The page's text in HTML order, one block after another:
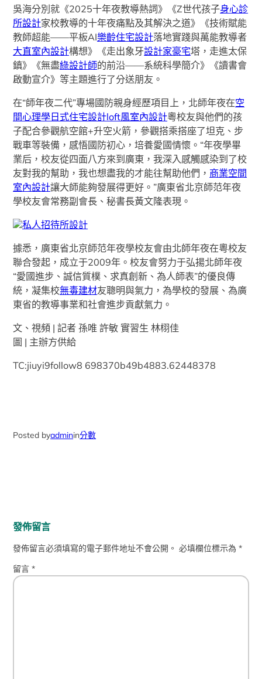
吳海分別就《2025十年夜教導熱詞》《Z世代孩子身心診
所設計家校教導的十年夜痛點及其解決之道》《技術賦能
教師超能——平板AI樂齡住宅設計落地實踐與萬能教導者
大直室內設計構想》《走出象牙設計家豪宅塔，走進太保
鎮》《無盡綠設計師的前沿——系統科學簡介》《讀書會
啟動宣介》等主題進行了分送朋友。
在“師年夜二代”專場國防親身經歷項目上，北師年夜在空
間心理學日式住宅設計loft風室內設計粵校友與他們的孩
子配合參觀航空館+升空火箭，參觀搭乘搭座了坦克、步
戰車等裝備，感悟國防初心，培養愛國情懷。“年夜學畢
業后，校友從四面八方來到廣東，我深入感觸感染到了校
友對我的幫助，我也想盡我的才能往幫助他們， 商業空間
室內設計讓大師能夠發展得更好。”廣東省北京師范年夜
學校友會常務副會長、秘書長黃文隆表現。
私人招待所設計
據悉，廣東省北京師范年夜學校友會由北師年夜在粵校友
聯合發起，成立于2009年。校友會努力于弘揚北師年夜
“愛國進步、誠信質樸、求真創新、為人師表”的優良傳
統，凝集校無毒建材友聰明與氣力，為學校的發展、為廣
東省的教導事業和社會進步貢獻氣力。
文、視頻 | 記者 孫唯 許敏 實習生 林栩佳
圖 | 主辦方供給
TC:jiuyi9follow8 698370b49b4883.62448378
Posted byadminin分數
發佈留言
發佈留言必須填寫的電子郵件地址不會公開。 必填欄位標示為*
留言*